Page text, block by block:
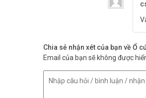
Chia sẻ nhận xét của bạn về Ổ
Email của bạn sẽ không được